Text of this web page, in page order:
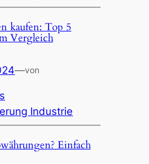
kaufen: Top 5
Vergleich
—von
Industrie
Einfach